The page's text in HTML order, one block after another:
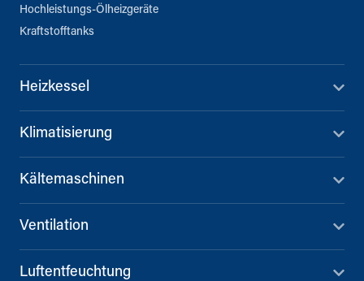
Hochleistungs-Ölheizgeräte
Kraftstofftanks
Heizkessel
Klimatisierung
Kältemaschinen
Ventilation
Luftentfeuchtung